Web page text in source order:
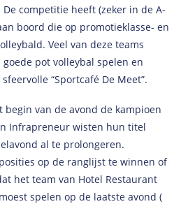
competitie heeft (zeker in de A-
boord die op promotieklasse- en
Veel van deze teams
pot volleybal spelen en
“Sportcafé De Meet”.
begin van de avond de kampioen
Infrapreneur wisten hun titel
al te prolongeren.
op de ranglijst te winnen of
het team van Hotel Restaurant
spelen op de laatste avond (